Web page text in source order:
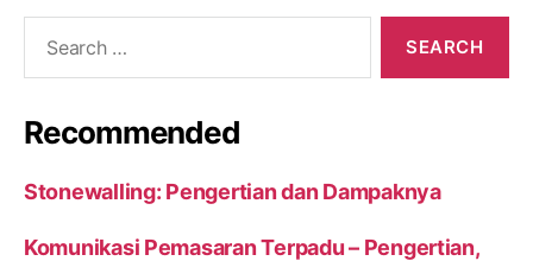
Recommended
Stonewalling: Pengertian dan Dampaknya
Komunikasi Pemasaran Terpadu – Pengertian,